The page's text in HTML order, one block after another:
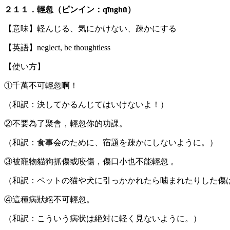
２１１．輕忽（ピンイン：qīnghū）
【意味】軽んじる、気にかけない、疎かにする
【英語】neglect, be thoughtless
【使い方】
①千萬不可輕忽啊！
（和訳：決してかるんじてはいけないよ！）
②不要為了聚會，輕忽你的功課。
（和訳：食事会のために、宿題を疎かにしないように。）
③被寵物貓狗抓傷或咬傷，傷口小也不能輕忽 。
（和訳：ペットの猫や犬に引っかかれたら噛まれたりした
④這種病狀絕不可輕忽。
（和訳：こういう病状は絶対に軽く見ないように。）